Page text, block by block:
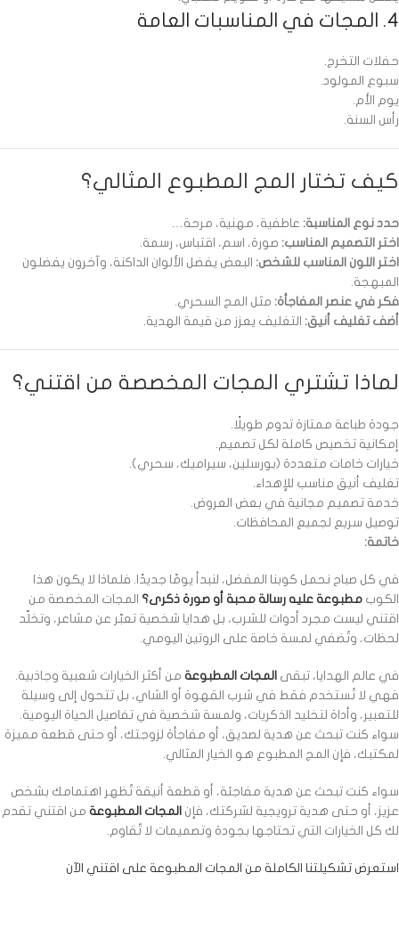
4. المجات في المناسبات العامة
حفلات التخرج.
سبوع المولود.
يوم الأم.
رأس السنة.
كيف تختار المج المطبوع المثالي؟
حدد نوع المناسبة: عاطفية، مهنية، مرحة…
اختر التصميم المناسب: صورة، اسم، اقتباس، رسمة.
اختر اللون المناسب للشخص: البعض يفضل الألوان الداكنة، وآخرون يفضلون
المبهجة.
فكر في عنصر المفاجأة: مثل المج السحري.
أضف تغليف أنيق: التغليف يعزز من قيمة الهدية.
لماذا تشتري المجات المخصصة من اقتني؟
جودة طباعة ممتازة تدوم طويلًا.
إمكانية تخصيص كاملة لكل تصميم.
خيارات خامات متعددة (بورسلين، سيراميك، سحري).
تغليف أنيق مناسب للإهداء.
خدمة تصميم مجانية في بعض العروض.
توصيل سريع لجميع المحافظات.
خاتمة:
في كل صباح نحمل كوبنا المفضل، لنبدأ يومًا جديدًا. فلماذا لا يكون هذا
الكوب مطبوعة عليه رسالة محبة أو صورة ذكرى؟ المجات المخصصة من
اقتني ليست مجرد أدوات للشرب، بل هدايا شخصية تعبّر عن مشاعر، وتخلّد
لحظات، وتُضفي لمسة خاصة على الروتين اليومي.
في عالم الهدايا، تبقى المجات المطبوعة من أكثر الخيارات شعبية وجاذبية.
فهي لا تُستخدم فقط في شرب القهوة أو الشاي، بل تتحول إلى وسيلة
للتعبير، وأداة لتخليد الذكريات، ولمسة شخصية في تفاصيل الحياة اليومية.
سواء كنت تبحث عن هدية لصديق، أو مفاجأة لزوجتك، أو حتى قطعة مميزة
لمكتبك، فإن المج المطبوع هو الخيار المثالي.
سواء كنت تبحث عن هدية مفاجئة، أو قطعة أنيقة تُظهر اهتمامك بشخص
عزيز، أو حتى هدية ترويجية لشركتك، فإن المجات المطبوعة من اقتني تقدم
لك كل الخيارات التي تحتاجها بجودة وتصميمات لا تُقاوم.
استعرض تشكيلتنا الكاملة من المجات المطبوعة على اقتني الآن